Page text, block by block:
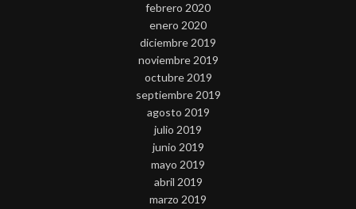
febrero 2020
enero 2020
diciembre 2019
noviembre 2019
octubre 2019
septiembre 2019
agosto 2019
julio 2019
junio 2019
mayo 2019
abril 2019
marzo 2019